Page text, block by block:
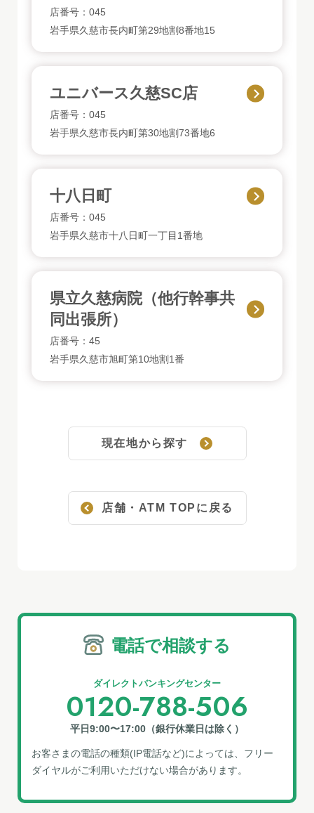
店番号：045
岩手県久慈市長内町第29地割8番地15
ユニバース久慈SC店
店番号：045
岩手県久慈市長内町第30地割73番地6
十八日町
店番号：045
岩手県久慈市十八日町一丁目1番地
県立久慈病院（他行幹事共
同出張所）
店番号：45
岩手県久慈市旭町第10地割1番
現在地から探す
店舗・ATM TOPに戻る
電話で相談する
ダイレクトバンキングセンター
0120-788-506
平日9:00〜17:00（銀行休業日は除く）
お客さまの電話の種類(IP電話など)によっては、フリー
ダイヤルがご利⽤いただけない場合があります。